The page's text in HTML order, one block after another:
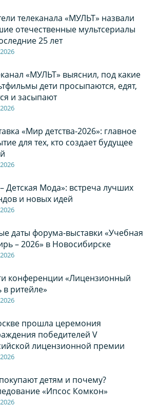
телеканала «МУЛЬТ» назвали
отечественные мультсериалы
25 лет
«МУЛЬТ» выяснил, под какие
дети просыпаются, едят,
и засыпают
«Мир детства-2026»: главное
для тех, кто создает будущее
– Детская Мода»: встреча лучших
и новых идей
даты форума-выставки «Учебная
– 2026» в Новосибирске
конференции «Лицензионный
в ритейле»
прошла церемония
победителей V
лицензионной премии
детям и почему?
«Ипсос Комкон»